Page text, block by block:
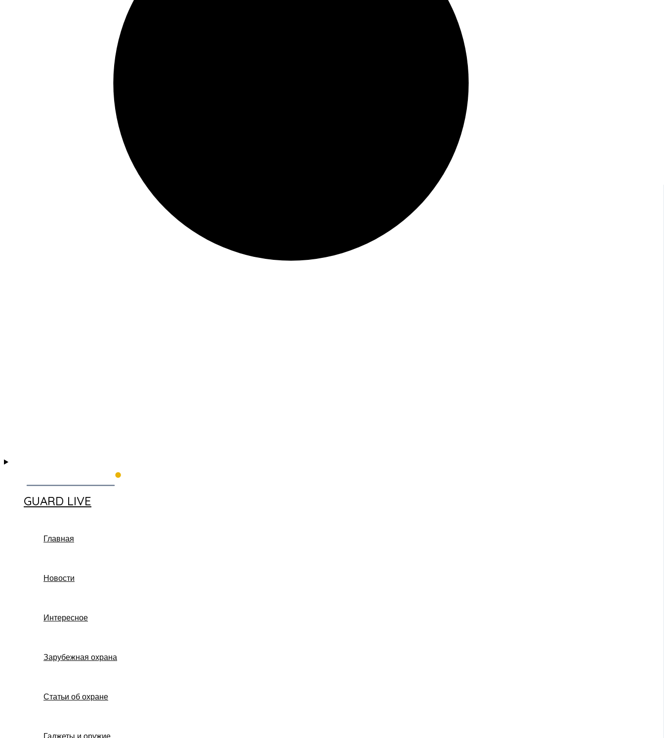
GUARD LIVE
Главная
Новости
Интересное
Зарубежная охрана
Статьи об охране
Гаджеты и оружие